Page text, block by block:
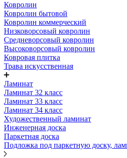
Ковролин
Ковролин бытовой
Ковролин коммерческий
Низковорсовый ковролин
Средневорсовый ковролин
Высоковорсовый ковролин
Ковровая плитка
Трава искусственная
Ламинат
Ламинат 32 класс
Ламинат 33 класс
Ламинат 34 класс
Художественный ламинат
Инженерная доска
Паркетная доска
Подложка под паркетную доску,